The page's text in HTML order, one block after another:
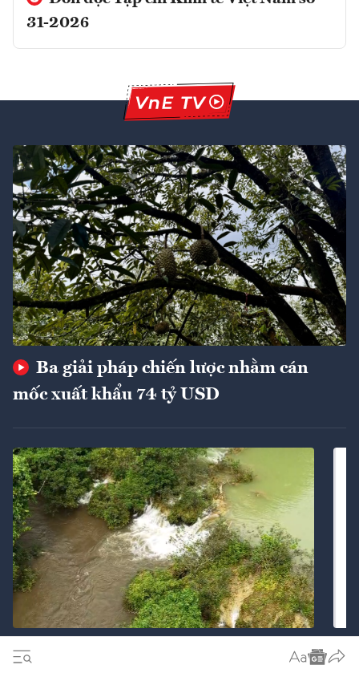
31-2026
Ba giải pháp chiến lược nhằm cán
mốc xuất khẩu 74 tỷ USD